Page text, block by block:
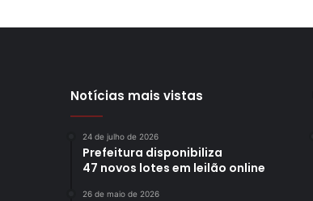
Notícias mais vistas
24 de julho de 2026
Prefeitura disponibiliza
47 novos lotes em leilão online
26 de maio de 2026